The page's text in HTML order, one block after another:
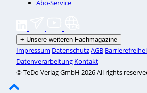
Abo-Service
+ Unsere weiteren Fachmagazine
Impressum DatenschutzAGB
Datenverarbeitung Kontakt
© TeDo Verlag GmbH 2026 All rights